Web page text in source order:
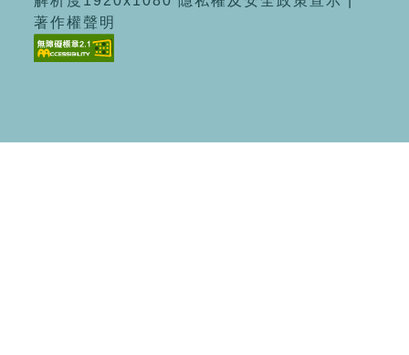
著作權聲明